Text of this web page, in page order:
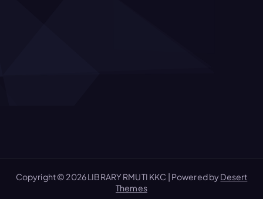
Copyright © 2026 LIBRARY RMUTI KKC | Powered byDesert
Themes